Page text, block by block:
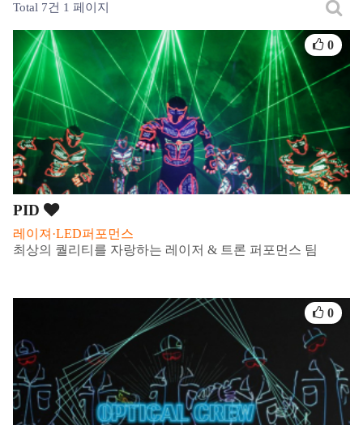
Total 7건 1 페이지
PID
레이져·LED퍼포먼스
최상의 퀄리티를 자랑하는 레이저 & 트론 퍼포먼스 팀
0
0